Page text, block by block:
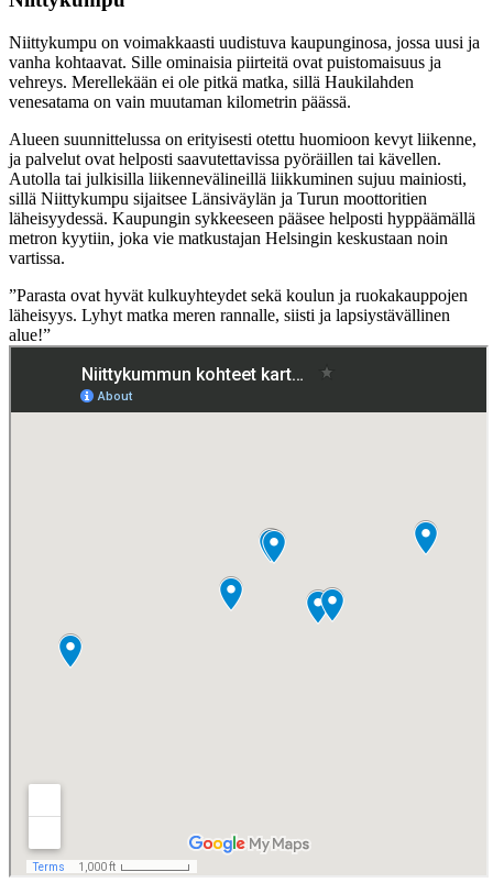
Niittykumpu on voimakkaasti uudistuva kaupunginosa, jossa uusi ja
vanha kohtaavat. Sille ominaisia piirteitä ovat puistomaisuus ja
vehreys. Merellekään ei ole pitkä matka, sillä Haukilahden
venesatama on vain muutaman kilometrin päässä.
Alueen suunnittelussa on erityisesti otettu huomioon kevyt liikenne,
ja palvelut ovat helposti saavutettavissa pyöräillen tai kävellen.
Autolla tai julkisilla liikennevälineillä liikkuminen sujuu mainiosti,
sillä Niittykumpu sijaitsee Länsiväylän ja Turun moottoritien
läheisyydessä. Kaupungin sykkeeseen pääsee helposti hyppäämällä
metron kyytiin, joka vie matkustajan Helsingin keskustaan noin
vartissa.
”Parasta ovat hyvät kulkuyhteydet sekä koulun ja ruokakauppojen
läheisyys. Lyhyt matka meren rannalle, siisti ja lapsiystävällinen
alue!”